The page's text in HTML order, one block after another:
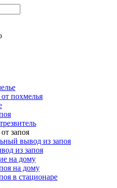
похмелья
запоя
вывод из запоя
из запоя
на дому
на дому
в стационаре